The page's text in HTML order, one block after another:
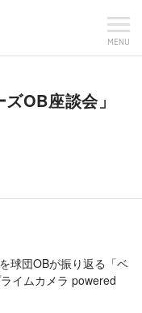
MENU
OB座談会」
球団OBが振り返る「ベ
イムカメラ powered